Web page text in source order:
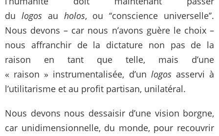
du logosau holos, ou ‘‘conscience universelle’’.
Nous devons – car nous n’avons guère le choix –
nous affranchir de la dictature non pas de la
raison en tant que telle, mais d’une
« raison » instrumentalisée, d’un logos asservi à
l’utilitarisme et au profit partisan, unilatéral.
Nous devons nous dessaisir d’une vision borgne,
car unidimensionnelle, du monde, pour recouvrir